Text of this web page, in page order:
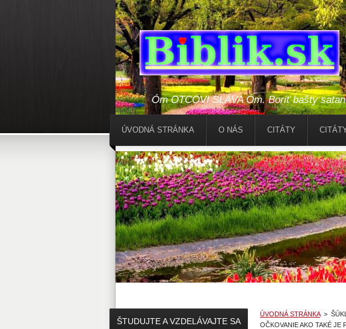
Óm OTCOVI SLÁVA Óm. Boriť bašty
ÚVODNÁ STRÁNKA >
OČKOVANIE AKO TAKÉ JE
ŠTUDUJTE A VZDELÁVAJTE SA
ÚVODNÁ STRÁNKA O NÁS CITÁTY